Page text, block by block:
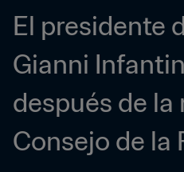
El presidente
Gianni
después de la
Consejo de la